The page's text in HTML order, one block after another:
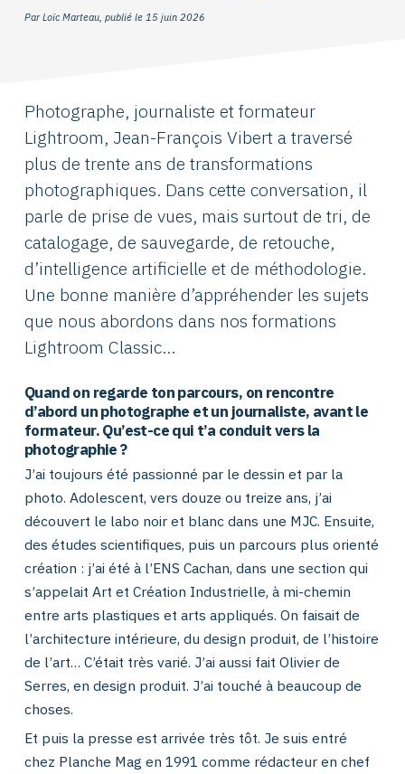
Par Loïc Marteau, publié le 15 juin 2026
Photographe, journaliste et formateur
Lightroom, Jean-François Vibert a traversé
plus de trente ans de transformations
photographiques. Dans cette conversation, il
parle de prise de vues, mais surtout de tri, de
catalogage, de sauvegarde, de retouche,
d’intelligence artificielle et de méthodologie.
Une bonne manière d’appréhender les sujets
que nous abordons dans nos formations
Lightroom Classic…
Quand on regarde ton parcours, on rencontre
d’abord un photographe et un journaliste, avant le
formateur. Qu’est-ce qui t’a conduit vers la
photographie ?
J’ai toujours été passionné par le dessin et par la
photo. Adolescent, vers douze ou treize ans, j’ai
découvert le labo noir et blanc dans une MJC. Ensuite,
des études scientifiques, puis un parcours plus orienté
création : j’ai été à l’ENS Cachan, dans une section qui
s’appelait Art et Création Industrielle, à mi-chemin
entre arts plastiques et arts appliqués. On faisait de
l’architecture intérieure, du design produit, de l’histoire
de l’art… C’était très varié. J’ai aussi fait Olivier de
Serres, en design produit. J’ai touché à beaucoup de
choses.
Et puis la presse est arrivée très tôt. Je suis entré
chez Planche Mag en 1991 comme rédacteur en chef